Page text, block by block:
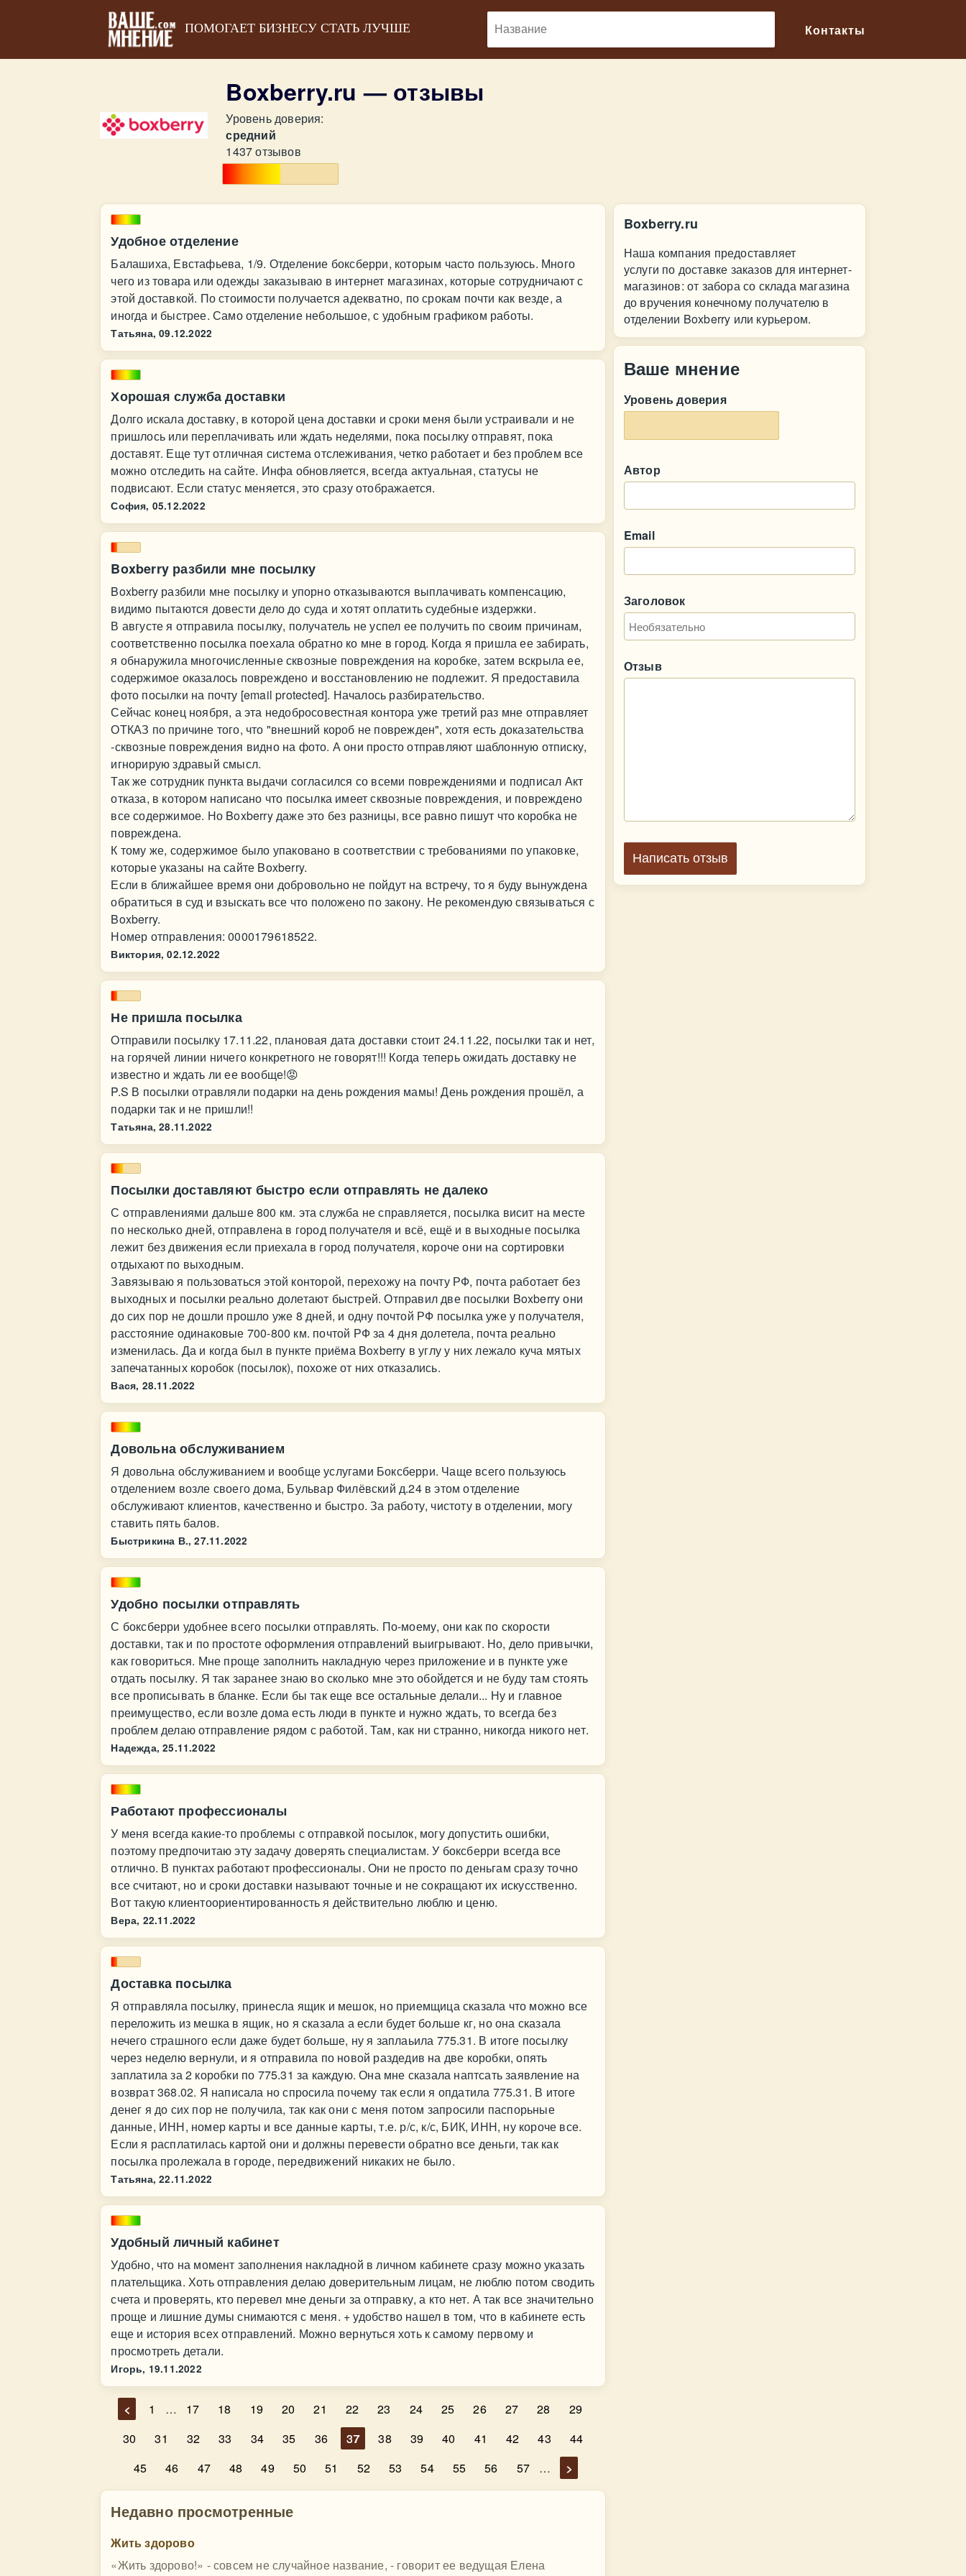
ПОМОГАЕТ БИЗНЕСУ СТАТЬ ЛУЧШЕ Контакты
Boxberry.ru — отзывы
Уровень доверия:
средний
1437 отзывов
Удобное отделение
Балашиха, Евстафьева, 1/9. Отделение боксберри, которым часто пользуюсь. Много
чего из товара или одежды заказываю в интернет магазинах, которые сотрудничают с
этой доставкой. По стоимости получается адекватно, по срокам почти как везде, а
иногда и быстрее. Само отделение небольшое, с удобным графиком работы.
Татьяна, 09.12.2022
Хорошая служба доставки
Долго искала доставку, в которой цена доставки и сроки меня были устраивали и не
пришлось или переплачивать или ждать неделями, пока посылку отправят, пока
доставят. Еще тут отличная система отслеживания, четко работает и без проблем все
можно отследить на сайте. Инфа обновляется, всегда актуальная, статусы не
подвисают. Если статус меняется, это сразу отображается.
София, 05.12.2022
Boxberry разбили мне посылку
Boxberry разбили мне посылку и упорно отказываются выплачивать компенсацию,
видимо пытаются довести дело до суда и хотят оплатить судебные издержки.
В августе я отправила посылку, получатель не успел ее получить по своим причинам,
соответственно посылка поехала обратно ко мне в город. Когда я пришла ее забирать,
я обнаружила многочисленные сквозные повреждения на коробке, затем вскрыла ее,
содержимое оказалось повреждено и восстановлению не подлежит. Я предоставила
фото посылки на почту [email protected]. Началось разбирательство.
Сейчас конец ноября, а эта недобросовестная контора уже третий раз мне отправляет
ОТКАЗ по причине того, что "внешний короб не поврежден", хотя есть доказательства
-сквозные повреждения видно на фото. А они просто отправляют шаблонную отписку,
игнорирую здравый смысл.
Так же сотрудник пункта выдачи согласился со всеми повреждениями и подписал Акт
отказа, в котором написано что посылка имеет сквозные повреждения, и повреждено
все содержимое. Но Boxberry даже это без разницы, все равно пишут что коробка не
повреждена.
К тому же, содержимое было упаковано в соответствии с требованиями по упаковке,
которые указаны на сайте Boxberry.
Если в ближайшее время они добровольно не пойдут на встречу, то я буду вынуждена
обратиться в суд и взыскать все что положено по закону. Не рекомендую связываться с
Boxberry.
Номер отправления: 0000179618522.
Виктория, 02.12.2022
Не пришла посылка
Отправили посылку 17.11.22, плановая дата доставки стоит 24.11.22, посылки так и нет,
на горячей линии ничего конкретного не говорят!!! Когда теперь ожидать доставку не
известно и ждать ли ее вообще!😡
P.S В посылки отравляли подарки на день рождения мамы! День рождения прошёл, а
подарки так и не пришли!!
Татьяна, 28.11.2022
Посылки доставляют быстро если отправлять не далеко
С отправлениями дальше 800 км. эта служба не справляется, посылка висит на месте
по несколько дней, отправлена в город получателя и всё, ещё и в выходные посылка
лежит без движения если приехала в город получателя, короче они на сортировки
отдыхают по выходным.
Завязываю я пользоваться этой конторой, перехожу на почту РФ, почта работает без
выходных и посылки реально долетают быстрей. Отправил две посылки Boxberry они
до сих пор не дошли прошло уже 8 дней, и одну почтой РФ посылка уже у получателя,
расстояние одинаковые 700-800 км. почтой РФ за 4 дня долетела, почта реально
изменилась. Да и когда был в пункте приёма Boxberry в углу у них лежало куча мятых
запечатанных коробок (посылок), похоже от них отказались.
Вася, 28.11.2022
Довольна обслуживанием
Я довольна обслуживанием и вообще услугами Боксберри. Чаще всего пользуюсь
отделением возле своего дома, Бульвар Филёвский д.24 в этом отделение
обслуживают клиентов, качественно и быстро. За работу, чистоту в отделении, могу
ставить пять балов.
Быстрикина В., 27.11.2022
Удобно посылки отправлять
С боксберри удобнее всего посылки отправлять. По-моему, они как по скорости
доставки, так и по простоте оформления отправлений выигрывают. Но, дело привычки,
как говориться. Мне проще заполнить накладную через приложение и в пункте уже
отдать посылку. Я так заранее знаю во сколько мне это обойдется и не буду там стоять
все прописывать в бланке. Если бы так еще все остальные делали... Ну и главное
преимущество, если возле дома есть люди в пункте и нужно ждать, то всегда без
проблем делаю отправление рядом с работой. Там, как ни странно, никогда никого нет.
Надежда, 25.11.2022
Работают профессионалы
У меня всегда какие-то проблемы с отправкой посылок, могу допустить ошибки,
поэтому предпочитаю эту задачу доверять специалистам. У боксберри всегда все
отлично. В пунктах работают профессионалы. Они не просто по деньгам сразу точно
все считают, но и сроки доставки называют точные и не сокращают их искусственно.
Вот такую клиентоориентированность я действительно люблю и ценю.
Вера, 22.11.2022
Доставка посылка
Я отправляла посылку, принесла ящик и мешок, но приемщица сказала что можно все
переложить из мешка в ящик, но я сказала а если будет больше кг, но она сказала
нечего страшного если даже будет больше, ну я заплаьила 775.31. В итоге посылку
через неделю вернули, и я отправила по новой раздедив на две коробки, опять
заплатила за 2 коробки по 775.31 за каждую. Она мне сказала наптсать заявление на
возврат 368.02. Я написала но спросила почему так если я опдатила 775.31. В итоге
денег я до сих пор не получила, так как они с меня потом запросили паспорьные
данные, ИНН, номер карты и все данные карты, т.е. р/с, к/с, БИК, ИНН, ну короче все.
Если я расплатилась картой они и должны перевести обратно все деньги, так как
посылка пролежала в городе, передвижений никаких не было.
Татьяна, 22.11.2022
Удобный личный кабинет
Удобно, что на момент заполнения накладной в личном кабинете сразу можно указать
плательщика. Хоть отправления делаю доверительным лицам, не люблю потом сводить
счета и проверять, кто перевел мне деньги за отправку, а кто нет. А так все значительно
проще и лишние думы снимаются с меня. + удобство нашел в том, что в кабинете есть
еще и история всех отправлений. Можно вернуться хоть к самому первому и
просмотреть детали.
Игорь, 19.11.2022
< 1 … 17 18 19 20 21 22 23 24 25 26 27 28
29
30
31 32 33 34 35 36 37 38 39 40 41 42 43
44
45
46 47 48 49 50 51 52 53 54 55 56 57 … >
Недавно просмотренные
Жить здорово
«Жить здорово!» - совсем не случайное название, - говорит ее ведущая Елена
Boxberry.ru
Наша компания предоставляет
услуги по доставке заказов для интернет-
магазинов: от забора со склада магазина
до вручения конечному получателю в
отделении Boxberry или курьером.
Ваше мнение
Уровень доверия
Автор
Email
Заголовок
Отзыв
Написать отзыв